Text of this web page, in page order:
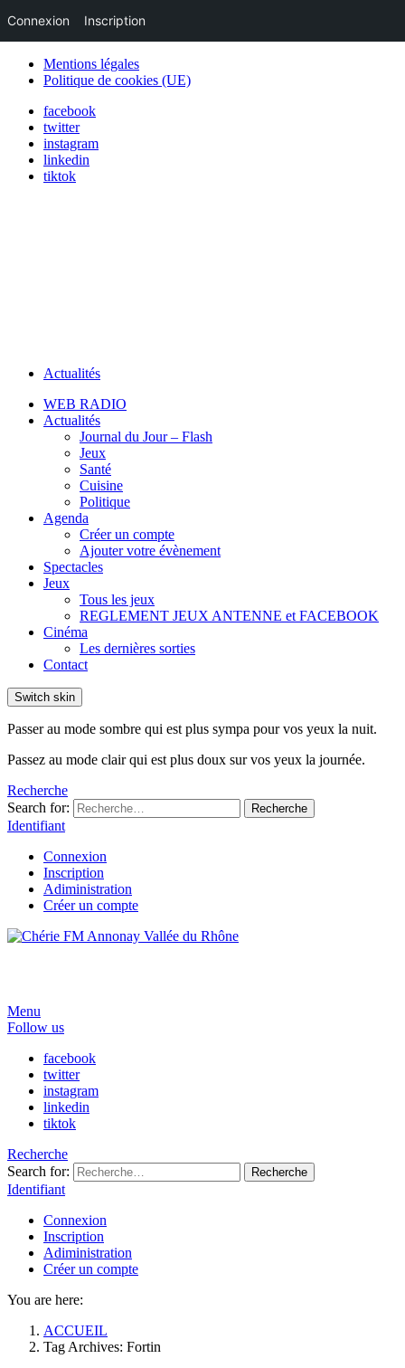
Mentions légales
Politique de cookies (UE)
facebook
twitter
instagram
linkedin
tiktok
Actualités
WEB RADIO
Actualités
Journal du Jour – Flash
Jeux
Santé
Cuisine
Politique
Agenda
Créer un compte
Ajouter votre évènement
Spectacles
Jeux
Tous les jeux
REGLEMENT JEUX ANTENNE et FACEBOOK
Cinéma
Les dernières sorties
Contact
Switch skin
Passer au mode sombre qui est plus sympa pour vos yeux la nuit.
Passez au mode clair qui est plus doux sur vos yeux la journée.
Recherche
Search for:
Recherche
Identifiant
Connexion
Inscription
Adiministration
Créer un compte
Menu
Follow us
facebook
twitter
instagram
linkedin
tiktok
Recherche
Search for:
Recherche
Identifiant
Connexion
Inscription
Adiministration
Créer un compte
You are here:
ACCUEIL
Tag Archives: Fortin
Connexion Inscription